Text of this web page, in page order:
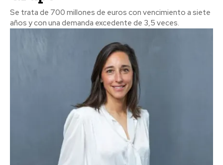
Se trata de 700 millones de euros con vencimiento a siete
años y con una demanda excedente de 3,5 veces.